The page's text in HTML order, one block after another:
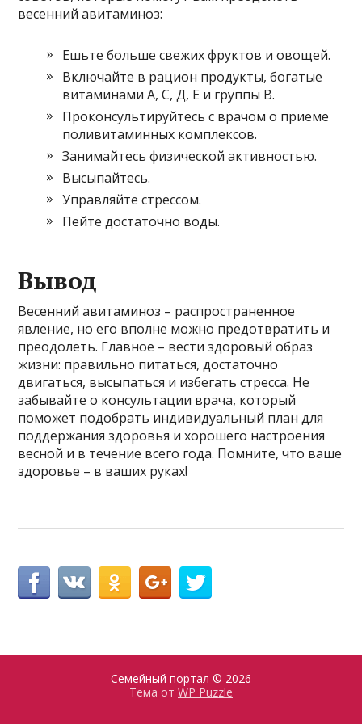
весенний авитаминоз:
Ешьте больше свежих фруктов и овощей.
Включайте в рацион продукты, богатые
витаминами А, С, Д, Е и группы В.
Проконсультируйтесь с врачом о приеме
поливитаминных комплексов.
Занимайтесь физической активностью.
Высыпайтесь.
Управляйте стрессом.
Пейте достаточно воды.
Вывод
Весенний авитаминоз – распространенное
явление, но его вполне можно предотвратить и
преодолеть. Главное – вести здоровый образ
жизни: правильно питаться, достаточно
двигаться, высыпаться и избегать стресса. Не
забывайте о консультации врача, который
поможет подобрать индивидуальный план для
поддержания здоровья и хорошего настроения
весной и в течение всего года. Помните, что ваше
здоровье – в ваших руках!
Семейный портал © 2026
Тема от WP Puzzle